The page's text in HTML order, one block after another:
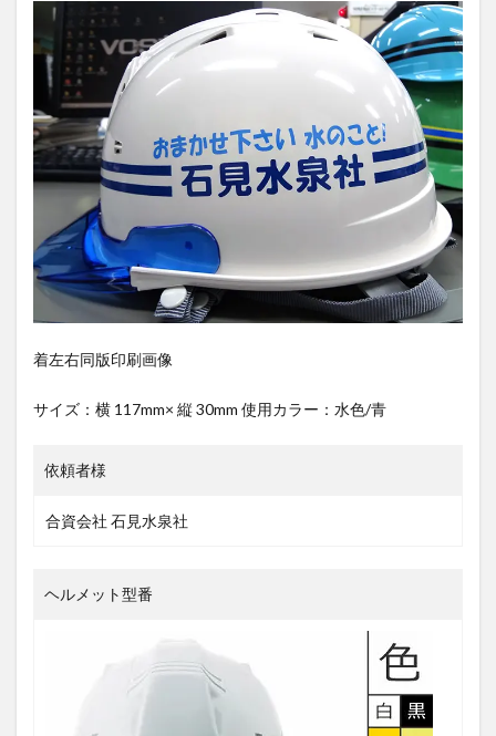
着左右同版印刷画像
サイズ：横 117mm× 縦 30mm 使用カラー：水色/青
依頼者様
合資会社 石見水泉社
ヘルメット型番